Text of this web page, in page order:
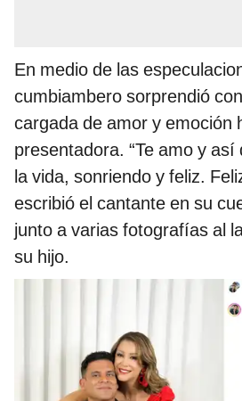
En medio de las
cumbiambero sorprendió
cargada de amor y emoción
presentadora. “Te amo y
la vida, sonriendo y feliz.
escribió el cantante en su
junto a varias fotografías al
su hijo.